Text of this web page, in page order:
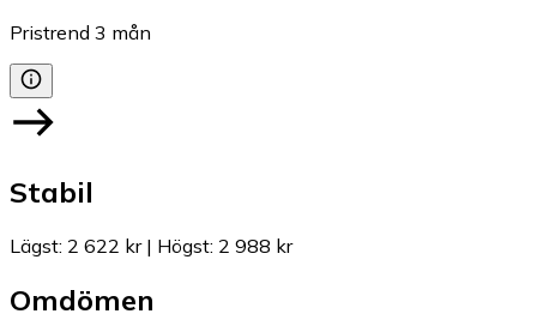
Pristrend 3 mån
Stabil
Lägst: 2 622 kr| Högst: 2 988 kr
Omdömen